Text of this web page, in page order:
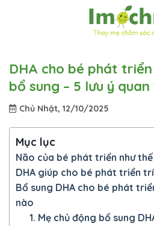
DHA cho bé phát
bổ sung – 5 lưu ý
Chủ Nhật, 12/10/2025
Mục lục
Não của bé phát triển như
DHA giúp cho bé phát triển
Bổ sung DHA cho bé phát
nào
1. Mẹ chủ động bổ sung